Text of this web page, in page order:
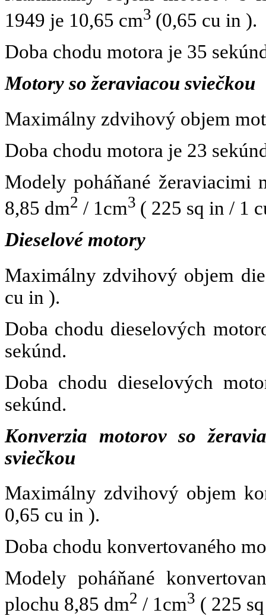
1949 je 10,65 cm3 (0,65 cu in ).
Doba chodu motora je 35
Motory so žeraviacou sviečkou
Maximálny zdvihový objem
Doba chodu motora je 23
Modely poháňané
8,85 dm2 / 1cm3 ( 225 sq in / 1
Dieselové motory
Maximálny zdvihový objem
cu in ).
Doba chodu dieselových
sekúnd.
Doba chodu dieselových
sekúnd.
Konverzia motorov so
sviečkou
Maximálny zdvihový objem
0,65 cu in ).
Doba chodu konvertovaného
Modely poháňané
plochu 8,85 dm2 / 1cm3 ( 225